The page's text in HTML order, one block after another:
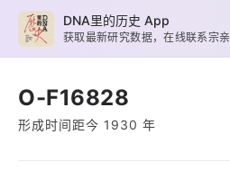
O-F16828
形成时间距今 1930 年
DNA里的历史 App
获取最新研究数据，在线联系宗亲